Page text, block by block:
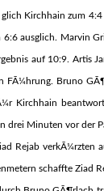
Kirchhain zum
6:6 ausglich. Marvin
auf 10:9. Artis
FÃ¼hrung. Bruno
Kirchhain
drei Minuten vor der
Rejab verkÃ¼rzten
schaffte Ziad